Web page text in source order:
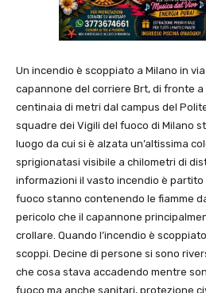
Un incendio è scoppiato a Milano in
capannone del corriere Brt, di fronte
centinaia di metri dal campus del
squadre dei Vigili del fuoco di Milano
luogo da cui si è alzata un’altissima
sprigionatasi visibile a chilometri di
informazioni il vasto incendio è partito
fuoco stanno contenendo le fiamme
pericolo che il capannone
crollare. Quando l’incendio è
scoppi. Decine di persone si sono
che cosa stava accadendo mentre
fuoco ma anche sanitari, protezione